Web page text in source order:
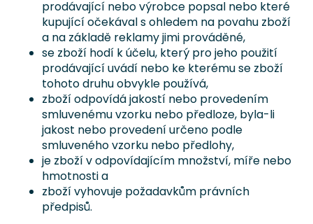
prodávající nebo výrobce popsal nebo které
kupující očekával s ohledem na povahu zboží
a na základě reklamy jimi prováděné,
se zboží hodí k účelu, který pro jeho použití
prodávající uvádí nebo ke kterému se zboží
tohoto druhu obvykle používá,
zboží odpovídá jakostí nebo provedením
smluvenému vzorku nebo předloze, byla-li
jakost nebo provedení určeno podle
smluveného vzorku nebo předlohy,
je zboží v odpovídajícím množství, míře nebo
hmotnosti a
zboží vyhovuje požadavkům právních
předpisů.